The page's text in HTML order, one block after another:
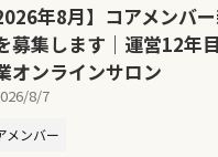
年8月】コアメンバ
募集します｜運営12年
オンラインサロン
8/7
メンバー